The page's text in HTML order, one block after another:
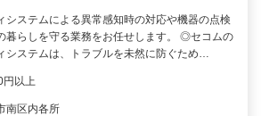
システムによる異常感知時の対応や機器の点検
暮らしを守る業務をお任せします。 ◎セコムの
システムは、トラブルを未然に防ぐため…
円以上
南区内各所